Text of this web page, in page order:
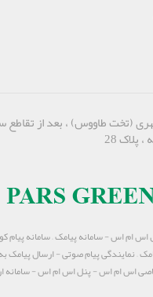
(تخت طاووس) ، بعد از تقاطع
28
ام اس - سامانه پیامک – سامانه پیام
– نمایندگی پیام صوتی - ارسال پیامک به
اس ام اس - پنل اس ام اس - سامانه